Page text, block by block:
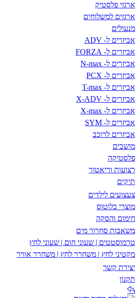
ארגזי פלסטיק
ארגזים למשלוחים
מנעולים
אביזרים ל- ADV
אביזרים ל- FORZA
אביזרים ל- N-max
אביזרים ל- PCX
אביזרים ל- T-max
אביזרים ל- X-ADV
אביזרים ל- X-max
אביזרים ל- SYM
אביזרים לרוכב
מושבים
פלסטיקה
רצועות וריאטור
תיקים
צעצועים לילדים
מוצרי בלוטוס
חימום והסקה
משאבות סחרור מים
טרמוסטטים | שעוני חום | שעוני לחץ
מקטיני לחץ | משחרר לחץ | משחרר אוויר
יצירת קשר
תקנון